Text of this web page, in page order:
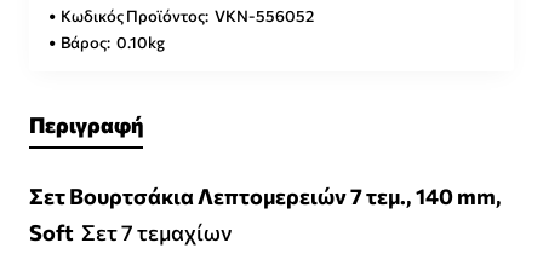
Κωδικός Προϊόντος: VKN-556052
Βάρος: 0.10kg
Περιγραφή
Σετ Βουρτσάκια Λεπτομερειών 7 τεμ., 140 mm,
Soft Σετ 7 τεμαχίων